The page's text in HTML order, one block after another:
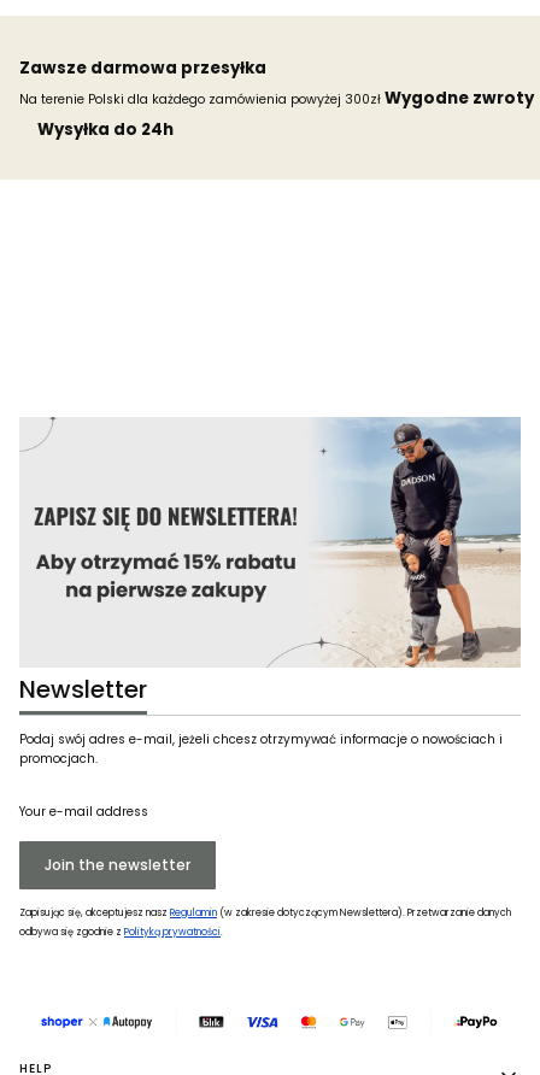
Zawsze darmowa przesyłka
Na terenie Polski dla każdego zamówienia powyżej 300zł Wygodne zwroty
Wysyłka do 24h
Newsletter
Podaj swój adres e-mail, jeżeli chcesz otrzymywać informacje o nowościach i
promocjach.
Your e-mail address
Join the newsletter
Zapisując się, akceptujesz nasz Regulamin (w zakresie dotyczącym Newslettera). Przetwarzanie danych
odbywa się zgodnie z Polityką prywatności.
HELP